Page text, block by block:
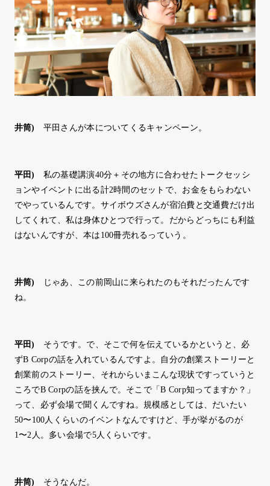
井筒) 平田さんが本についてくるキャンペーン。
平田)
私の基礎講演40分＋その地方に合わせたトークセッシ
ョンやイベントに出る計2時間のセットで、お金をもらわない
でやっているんです。サイボウズさんが宿泊費と交通費だけ出
してくれて、私は身体ひとつで行って。だからどっちにも利益
はないんですが、本は100冊売れるっていう。
井筒)
じゃあ、この前岡山に来られたのもそれだったんです
ね。
平田)
そうです。で、そこで何を伝えているかというと、必
ずB Corpの話を入れているんですよ。自分の創業ストーリーと
創業前のストーリー、それからいまこんな現状ですっていうと
ころでB Corpの話を挟んで。そこで「B Corp知ってますか？」
って、必ず会場で聞くんですね。規模感としては、だいたい
50〜100人くらいのイベントなんですけど、手が挙がるのが
1〜2人。多い会場で5人くらいです。
井筒) そうなんだ。